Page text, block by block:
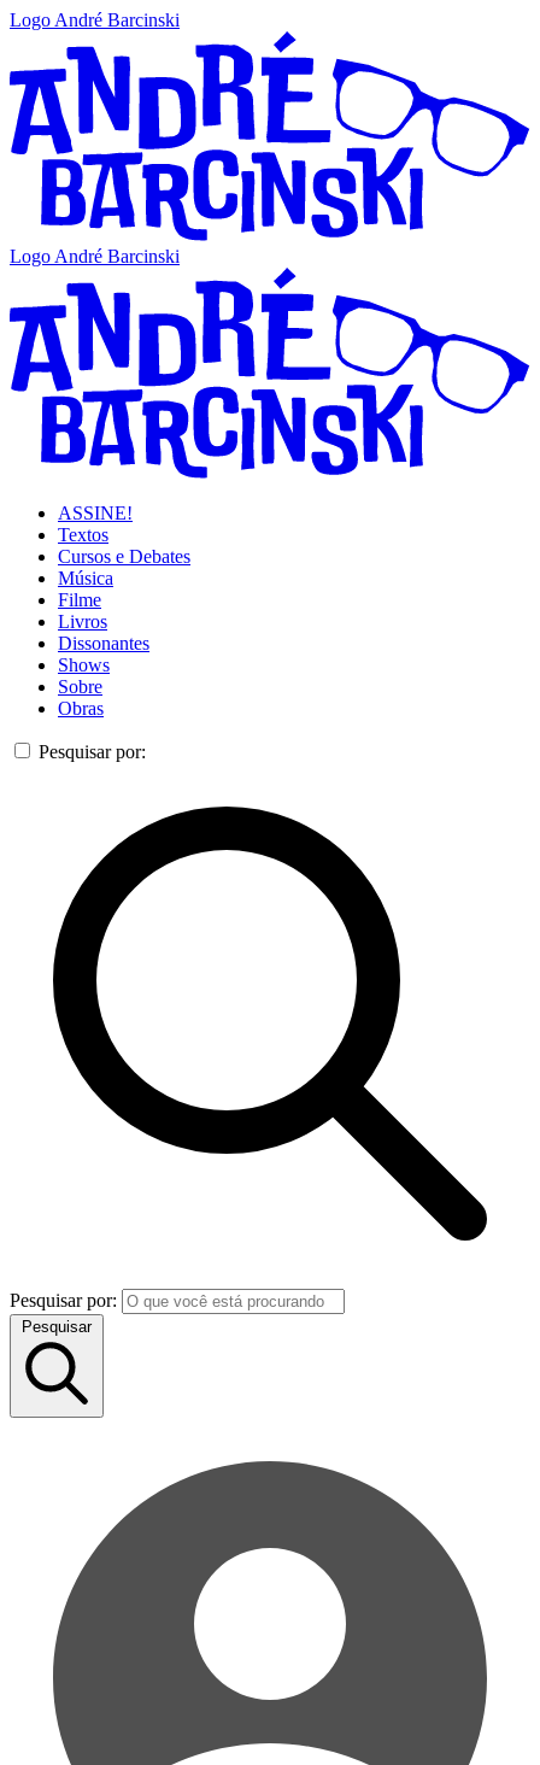
Logo André Barcinski
Logo André Barcinski
ASSINE!
Textos
Cursos e Debates
Música
Filme
Livros
Dissonantes
Shows
Sobre
Obras
Pesquisar por:
Pesquisar por:
Pesquisar